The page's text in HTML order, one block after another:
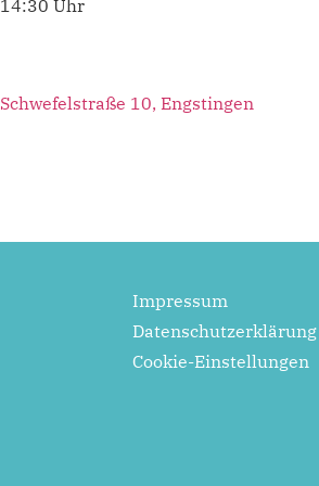
14:30 Uhr
Schwefelstraße 10, Engstingen
Impressum
Datenschutzerklärung
Cookie-Einstellungen